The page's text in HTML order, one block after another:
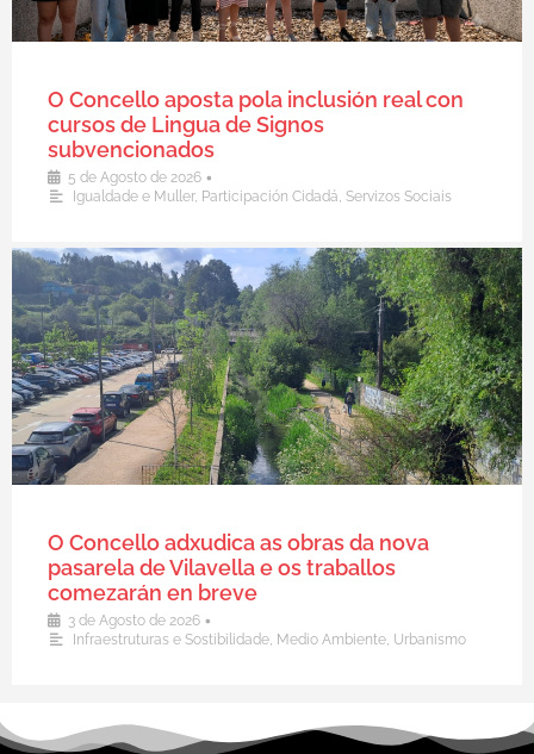
O Concello aposta pola inclusión real con
cursos de Lingua de Signos
subvencionados
5 de Agosto de 2026 •
Igualdade e Muller, Participación Cidadá, Servizos Sociais
O Concello adxudica as obras da nova
pasarela de Vilavella e os traballos
comezarán en breve
3 de Agosto de 2026 •
Infraestruturas e Sostibilidade, Medio Ambiente, Urbanismo